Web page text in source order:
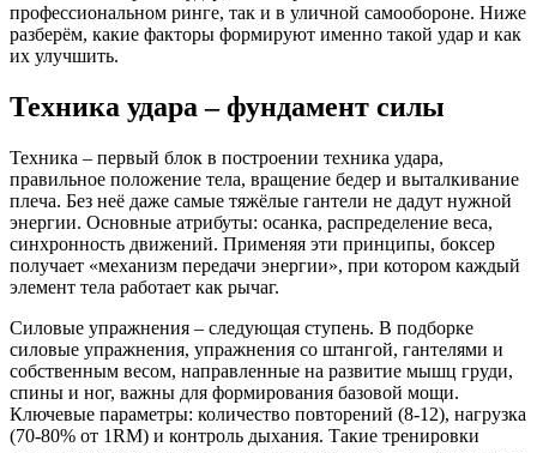
профессиональном ринге, так и в уличной самообороне. Ниже
разберём, какие факторы формируют именно такой удар и как
их улучшить.
Техника удара – фундамент силы
Техника – первый блок в построении техника удара,
правильное положение тела, вращение бедер и выталкивание
плеча. Без неё даже самые тяжёлые гантели не дадут нужной
энергии. Основные атрибуты: осанка, распределение веса,
синхронность движений. Применяя эти принципы, боксер
получает «механизм передачи энергии», при котором каждый
элемент тела работает как рычаг.
Силовые упражнения – следующая ступень. В подборке
силовые упражнения, упражнения со штангой, гантелями и
собственным весом, направленные на развитие мышц груди,
спины и ног, важны для формирования базовой мощи.
Ключевые параметры: количество повторений (8‑12), нагрузка
(70‑80% от 1RM) и контроль дыхания. Такие тренировки